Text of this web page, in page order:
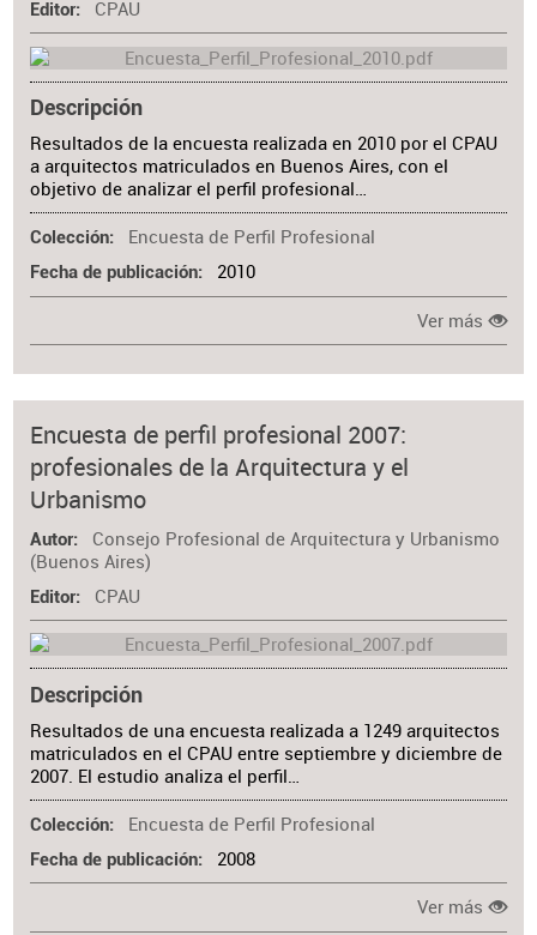
Editor CPAU
Descripción
Resultados de la encuesta realizada en 2010 por el CPAU
a arquitectos matriculados en Buenos Aires, con el
objetivo de analizar el perfil profesional…
Colección Encuesta de Perfil Profesional
Fecha de publicación 2010
Ver más
Encuesta de perfil profesional 2007:
profesionales de la Arquitectura y el
Urbanismo
Autor
Consejo Profesional de Arquitectura y Urbanismo
(Buenos Aires)
Editor CPAU
Descripción
Resultados de una encuesta realizada a 1249 arquitectos
matriculados en el CPAU entre septiembre y diciembre de
2007. El estudio analiza el perfil…
Colección Encuesta de Perfil Profesional
Fecha de publicación 2008
Ver más